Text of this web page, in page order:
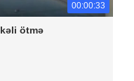
00:00:33
ötmə